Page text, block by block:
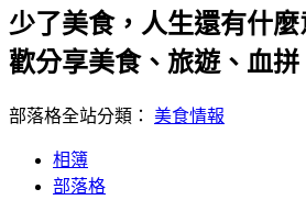
少了美食，人生還有什
歡分享美食、旅遊、血
部落格全站分類： 美食情報
相簿
部落格